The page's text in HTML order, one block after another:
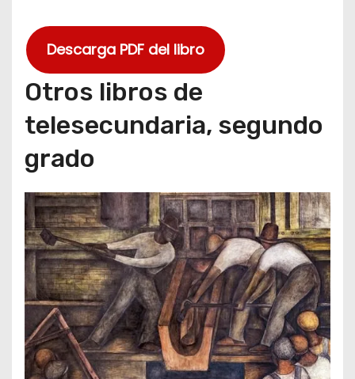
Descarga PDF del libro
Otros libros de
telesecundaria, segundo
grado